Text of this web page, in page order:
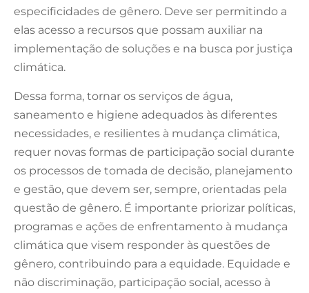
especificidades de gênero. Deve ser permitindo a
elas acesso a recursos que possam auxiliar na
implementação de soluções e na busca por justiça
climática.
Dessa forma, tornar os serviços de água,
saneamento e higiene adequados às diferentes
necessidades, e resilientes à mudança climática,
requer novas formas de participação social durante
os processos de tomada de decisão, planejamento
e gestão, que devem ser, sempre, orientadas pela
questão de gênero. É importante priorizar políticas,
programas e ações de enfrentamento à mudança
climática que visem responder às questões de
gênero, contribuindo para a equidade. Equidade e
não discriminação, participação social, acesso à